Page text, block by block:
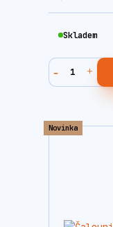
Skladem
Novinka